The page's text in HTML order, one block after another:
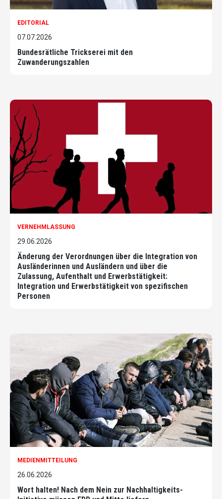
EDITORIAL
07.07.2026
Bundesrätliche Trickserei mit den
Zuwanderungszahlen
VERNEHMLASSUNG
29.06.2026
Änderung der Verordnungen über die Integration von
Ausländerinnen und Ausländern und über die
Zulassung, Aufenthalt und Erwerbstätigkeit:
Integration und Erwerbstätigkeit von spezifischen
Personen
MEDIENMITTEILUNG
26.06.2026
Wort halten! Nach dem Nein zur Nachhaltigkeits-